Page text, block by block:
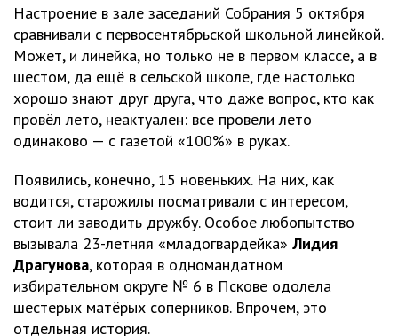
Настроение в зале заседаний Собрания 5 октября
сравнивали с первосентябрьской школьной линейкой.
Может, и линейка, но только не в первом классе, а в
шестом, да ещё в сельской школе, где настолько
хорошо знают друг друга, что даже вопрос, кто как
провёл лето, неактуален: все провели лето
одинаково — с газетой «100%» в руках.
Появились, конечно, 15 новеньких. На них, как
водится, старожилы посматривали с интересом,
стоит ли заводить дружбу. Особое любопытство
вызывала 23-летняя «младогвардейка» Лидия
Драгунова, которая в одномандатном
избирательном округе № 6 в Пскове одолела
шестерых матёрых соперников. Впрочем, это
отдельная история.